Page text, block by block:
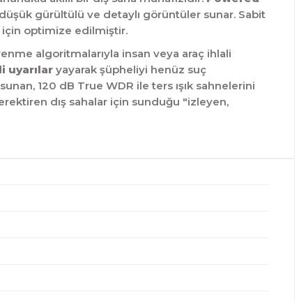
gürültülü ve detaylı görüntüler sunar. Sabit
için optimize edilmiştir.
algoritmalarıyla insan veya araç ihlali
uyarılar yayarak şüpheliyi henüz suç
120 dB True WDR ile ters ışık sahnelerini
dış sahalar için sunduğu "izleyen,